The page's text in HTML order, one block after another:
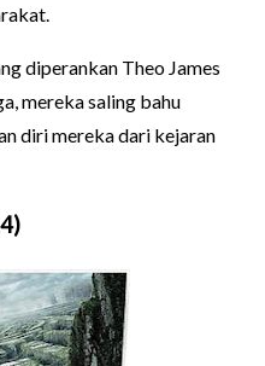
diperankan Theo James
mereka saling bahu
diri mereka dari kejaran